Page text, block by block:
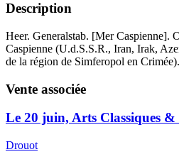
Description
Heer. Generalstab. [Mer Caspienne].
Caspienne (U.d.S.S.R., Iran, Irak,
de la région de Simferopol en
Vente associée
Le 20 juin, Arts Classiques
Drouot